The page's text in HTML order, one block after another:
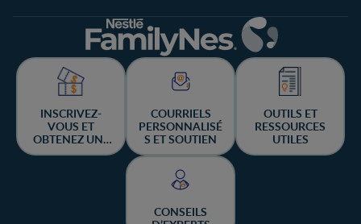
INSCRIVEZ-
VOUS ET
OBTENEZ UNE
CHANCE DE
COURRIELS
PERSONNALISÉ
S ET SOUTIEN
OUTILS ET
RESSOURCES
UTILES
CONSEILS